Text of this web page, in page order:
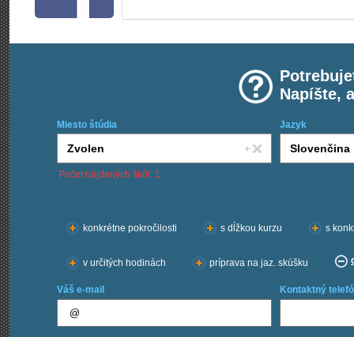
Napíšte,
Miesto štúdia Jazyk
Počet nájdených škôl: 1
konkrétne pokročilosti
s dĺžkou kurzu s
v určitých hodinách príprava na jaz. skúšku
Váš e-mail Kontaktný